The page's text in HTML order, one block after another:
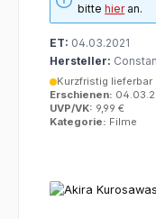
bittehieran.
ET: 04.03.2021
Hersteller:
Kurzfristig lieferbar
Erschienen:
UVP/VK: 9,99 €
Kategorie: Filme